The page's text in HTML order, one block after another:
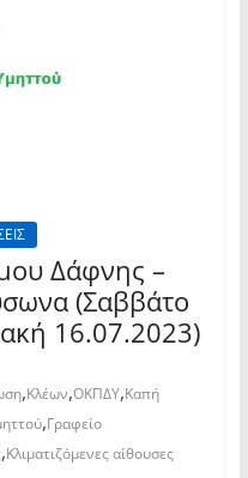
Δάφνης –
(Σαββάτο
16.07.2023)
,Κλέων,ΟΚΠΔΥ,Καπή
,Γραφείο
,Κλιματιζόμενες αίθουσες